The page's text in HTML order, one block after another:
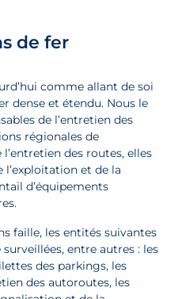
de fer
comme allant de soi
dense et étendu. Nous le
de l’entretien des
régionales de
des routes, elles
et de la
d’équipements
faille, les entités suivantes
entre autres : les
des parkings, les
des autoroutes, les